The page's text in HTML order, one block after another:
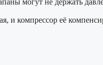
могут не держать
и компрессор её